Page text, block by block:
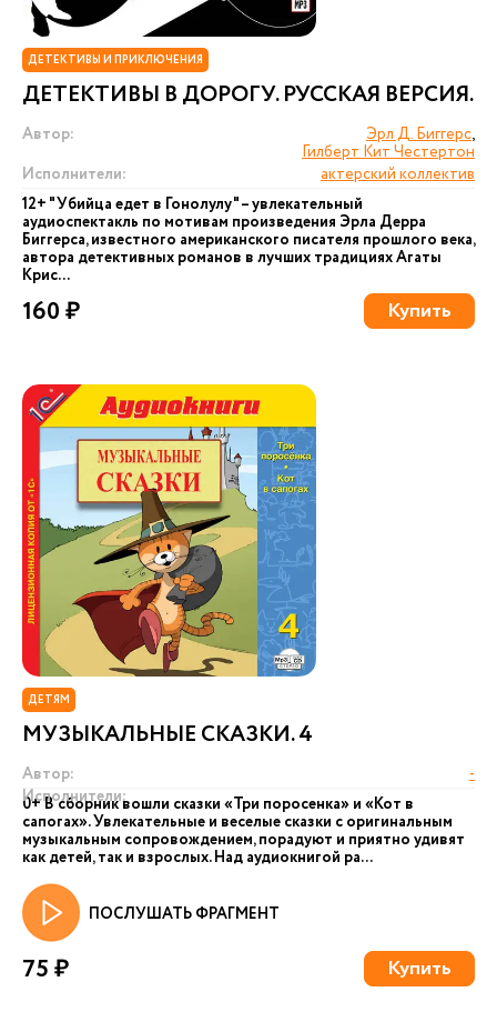
ДЕТЕКТИВЫ И ПРИКЛЮЧЕНИЯ
ДЕТЕКТИВЫ В ДОРОГУ. РУССКАЯ ВЕРСИЯ.
Автор: Эрл Д. Биггерс,
Гилберт Кит Честертон
Исполнители:
актерский коллектив
12+ "Убийца едет в Гонолулу" – увлекательный
аудиоспектакль по мотивам произведения Эрла Дерра
Биггерса, известного американского писателя прошлого века,
автора детективных романов в лучших традициях Агаты
Крис...
160 ₽ Купить
ДЕТЯМ
МУЗЫКАЛЬНЫЕ СКАЗКИ. 4
Автор:
-
Исполнители:
0+ В сборник вошли сказки «Три поросенка» и «Кот в
сапогах». Увлекательные и веселые сказки с оригинальным
музыкальным сопровождением, порадуют и приятно удивят
как детей, так и взрослых. Над аудиокнигой ра...
ПОСЛУШАТЬ ФРАГМЕНТ
75 ₽ Купить